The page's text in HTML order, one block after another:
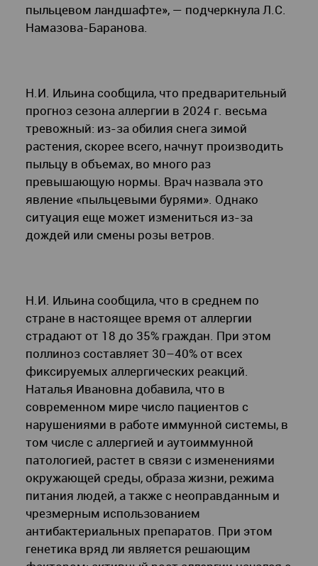
пыльцевом ландшафте», — подчеркнула Л.С.
Намазова-Баранова.
Н.И. Ильина сообщила, что предварительный
прогноз сезона аллергии в 2024 г. весьма
тревожный: из-за обилия снега зимой
растения, скорее всего, начнут производить
пыльцу в объемах, во много раз
превышающую нормы. Врач назвала это
явление «пыльцевыми бурями». Однако
ситуация еще может измениться из-за
дождей или смены розы ветров.
Н.И. Ильина сообщила, что в среднем по
стране в настоящее время от аллергии
страдают от 18 до 35% граждан. При этом
поллиноз составляет 30–40% от всех
фиксируемых аллергических реакций.
Наталья Ивановна добавила, что в
современном мире число пациентов с
нарушениями в работе иммунной системы, в
том числе с аллергией и аутоиммунной
патологией, растет в связи с изменениями
окружающей среды, образа жизни, режима
питания людей, а также с неоправданным и
чрезмерным использованием
антибактериальных препаратов. При этом
генетика вряд ли является решающим